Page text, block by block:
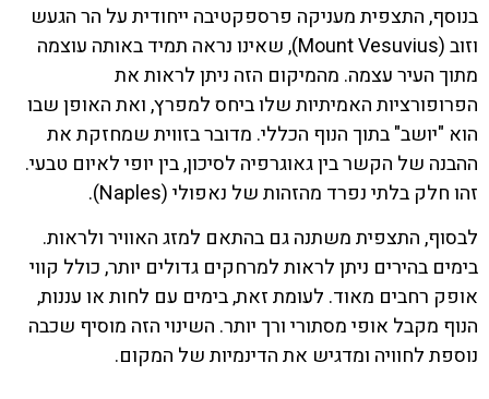
בנוסף, התצפית מעניקה פרספקטיבה ייחודית על הר הגעש
וזוב (Mount Vesuvius), שאינו נראה תמיד באותה עוצמה
מתוך העיר עצמה. מהמיקום הזה ניתן לראות את
הפרופורציות האמיתיות שלו ביחס למפרץ, ואת האופן שבו
הוא "יושב" בתוך הנוף הכללי. מדובר בזווית שמחזקת את
ההבנה של הקשר בין גאוגרפיה לסיכון, בין יופי לאיום טבעי.
זהו חלק בלתי נפרד מהזהות של נאפולי (Naples).
לבסוף, התצפית משתנה גם בהתאם למזג האוויר ולראות.
בימים בהירים ניתן לראות למרחקים גדולים יותר, כולל קווי
אופק רחבים מאוד. לעומת זאת, בימים עם לחות או עננות,
הנוף מקבל אופי מסתורי ורך יותר. השינוי הזה מוסיף שכבה
נוספת לחוויה ומדגיש את הדינמיות של המקום.